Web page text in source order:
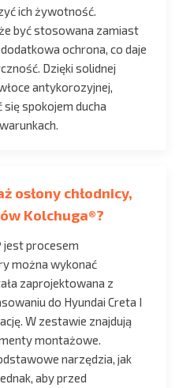
ich żywotność.
być stosowana zamiast
ochrona, co daje
Dzięki solidnej
antykorozyjnej,
spokojem ducha
osłony chłodnicy,
Kolchuga®?
jest procesem
można wykonać
zaprojektowana z
do Hyundai Creta I
W zestawie znajdują
montażowe.
narzędzia, jak
aby przed